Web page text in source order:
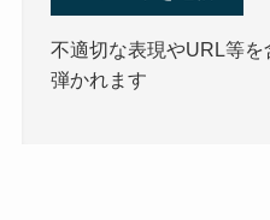
不適切な表現やURL等
弾かれます